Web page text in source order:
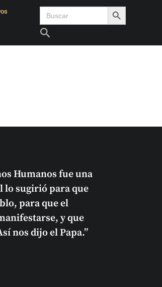
Search
for:
Search Button
Search
Humanos fue una
lo sugirió para que
para que el
y que
nos dijo el Papa.”